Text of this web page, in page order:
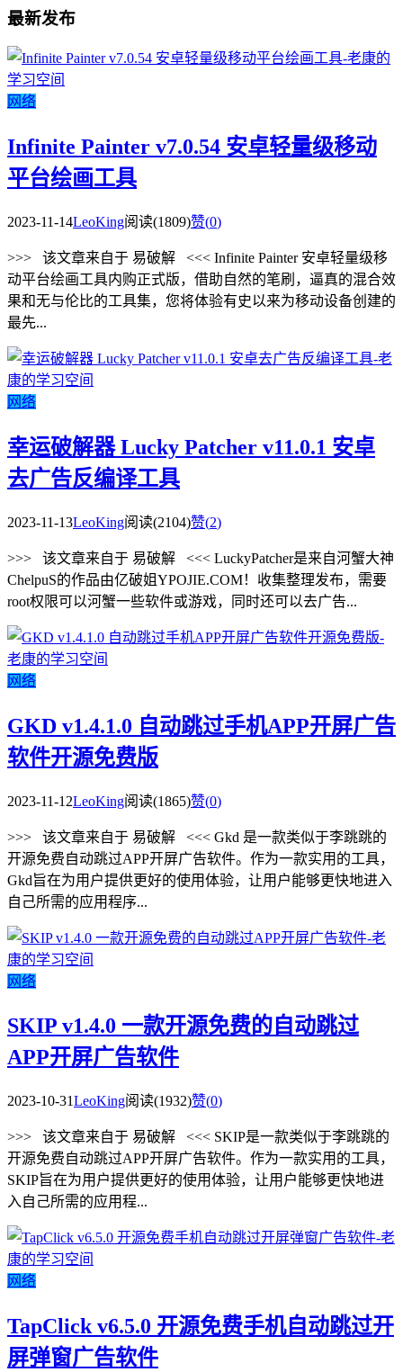
最新发布
网络
Infinite Painter v7.0.54 安卓轻量级移动
平台绘画工具
2023-11-14LeoKing阅读(1809)赞(0)
>>> 该文章来自于 易破解 <<< Infinite Painter 安卓轻量级移
动平台绘画工具内购正式版，借助自然的笔刷，逼真的混合效
果和无与伦比的工具集，您将体验有史以来为移动设备创建的
最先...
网络
幸运破解器 Lucky Patcher v11.0.1 安卓
去广告反编译工具
2023-11-13LeoKing阅读(2104)赞(2)
>>> 该文章来自于 易破解 <<< LuckyPatcher是来自河蟹大神
ChelpuS的作品由亿破姐YPOJIE.COM！收集整理发布，需要
root权限可以河蟹一些软件或游戏，同时还可以去广告...
网络
GKD v1.4.1.0 自动跳过手机APP开屏广告
软件开源免费版
2023-11-12LeoKing阅读(1865)赞(0)
>>> 该文章来自于 易破解 <<< Gkd 是一款类似于李跳跳的
开源免费自动跳过APP开屏广告软件。作为一款实用的工具，
Gkd旨在为用户提供更好的使用体验，让用户能够更快地进入
自己所需的应用程序...
网络
SKIP v1.4.0 一款开源免费的自动跳过
APP开屏广告软件
2023-10-31LeoKing阅读(1932)赞(0)
>>> 该文章来自于 易破解 <<< SKIP是一款类似于李跳跳的
开源免费自动跳过APP开屏广告软件。作为一款实用的工具，
SKIP旨在为用户提供更好的使用体验，让用户能够更快地进
入自己所需的应用程...
网络
TapClick v6.5.0 开源免费手机自动跳过开
屏弹窗广告软件